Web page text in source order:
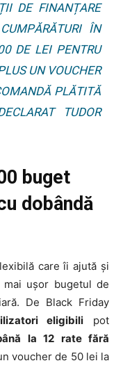
DE FINANȚARE
ÎN
DE LEI PENTRU
UN VOUCHER
PLĂTITĂ
TUDOR
buget
dobândă
care îi ajută și
ușor bugetul de
De Black Friday
eligibili pot
la 12 rate fără
voucher de 50 lei la